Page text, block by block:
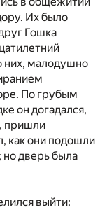
Их было
Гошка
них, малодушно
По грубым
он догадался,
пришли
как они подошли
но дверь была
выйти: